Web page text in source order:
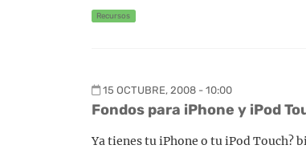
Recursos
15 OCTUBRE, 2008 - 10:00
Fondos para iPhone y iPod
Ya tienes tu iPhone o tu iPod Touch?